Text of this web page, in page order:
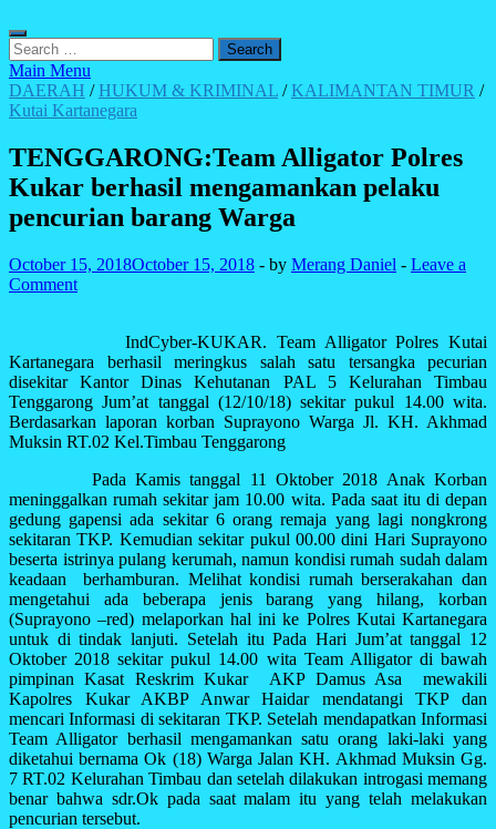
Search
for:
Main Menu
DAERAH /HUKUM & KRIMINAL /KALIMANTAN TIMUR /
Kutai Kartanegara
TENGGARONG:Team Alligator Polres
Kukar berhasil mengamankan pelaku
pencurian barang Warga
October 15, 2018October 15, 2018 - by Merang Daniel - Leave a
Comment
IndCyber-KUKAR. Team Alligator Polres Kutai
Kartanegara berhasil meringkus salah satu tersangka pecurian
disekitar Kantor Dinas Kehutanan PAL 5 Kelurahan Timbau
Tenggarong Jum’at tanggal (12/10/18) sekitar pukul 14.00 wita.
Berdasarkan laporan korban Suprayono Warga Jl. KH. Akhmad
Muksin RT.02 Kel.Timbau Tenggarong
Pada Kamis tanggal 11 Oktober 2018 Anak Korban
meninggalkan rumah sekitar jam 10.00 wita. Pada saat itu di depan
gedung gapensi ada sekitar 6 orang remaja yang lagi nongkrong
sekitaran TKP. Kemudian sekitar pukul 00.00 dini Hari Suprayono
beserta istrinya pulang kerumah, namun kondisi rumah sudah dalam
keadaan berhamburan. Melihat kondisi rumah berserakahan dan
mengetahui ada beberapa jenis barang yang hilang, korban
(Suprayono –red) melaporkan hal ini ke Polres Kutai Kartanegara
untuk di tindak lanjuti. Setelah itu Pada Hari Jum’at tanggal 12
Oktober 2018 sekitar pukul 14.00 wita Team Alligator di bawah
pimpinan Kasat Reskrim Kukar AKP Damus Asa mewakili
Kapolres Kukar AKBP Anwar Haidar mendatangi TKP dan
mencari Informasi di sekitaran TKP. Setelah mendapatkan Informasi
Team Alligator berhasil mengamankan satu orang laki-laki yang
diketahui bernama Ok (18) Warga Jalan KH. Akhmad Muksin Gg.
7 RT.02 Kelurahan Timbau dan setelah dilakukan introgasi memang
benar bahwa sdr.Ok pada saat malam itu yang telah melakukan
pencurian tersebut.